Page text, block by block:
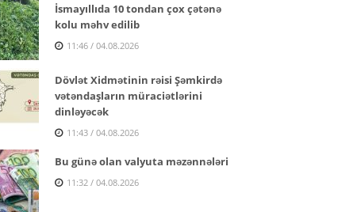
İsmayıllıda 10 tondan çox çətənə
kolu məhv edilib
11:46 / 04.08.2026
Dövlət Xidmətinin rəisi Şəmkirdə
vətəndaşların müraciətlərini
dinləyəcək
11:43 / 04.08.2026
Bu günə olan valyuta məzənnələri
11:32 / 04.08.2026